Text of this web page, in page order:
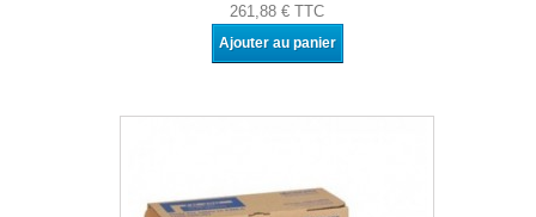
261,88 € TTC
Ajouter au panier